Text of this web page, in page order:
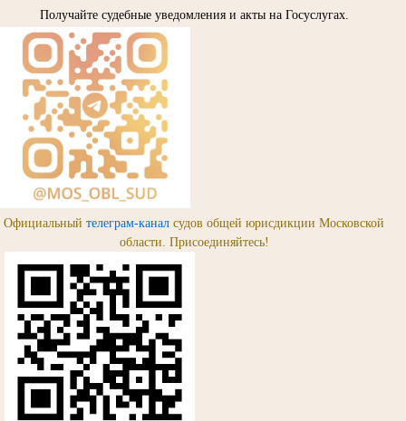
Получайте судебные уведомления и акты на Госуслугах.
Официальный телеграм-канал судов общей юрисдикции Московской
области. Присоединяйтесь!